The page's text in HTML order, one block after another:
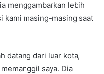
menggambarkan lebih
kami masing-masing saat
datang dari luar kota,
saya. Dia